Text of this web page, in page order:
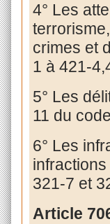
4° Les
crimes et
1 à 421-
5° Les
11 du
6° Les
321-7 et
Article